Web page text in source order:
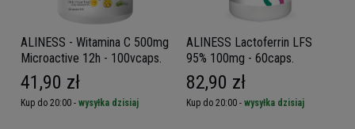
ALINESS - Witamina C 500mg
Microactive 12h - 100vcaps.
41,90 zł
Kup do 20:00 - wysyłka dzisiaj
ALINESS Lactoferrin LFS
95% 100mg - 60caps.
82,90 zł
Kup do 20:00 - wysyłka dzisiaj